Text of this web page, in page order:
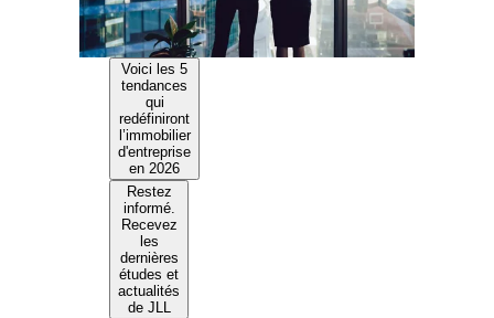
Voici les 5
tendances
qui
redéfiniront
l’immobilier
d'entreprise
en 2026
Restez
informé.
Recevez
les
dernières
études et
actualités
de JLL